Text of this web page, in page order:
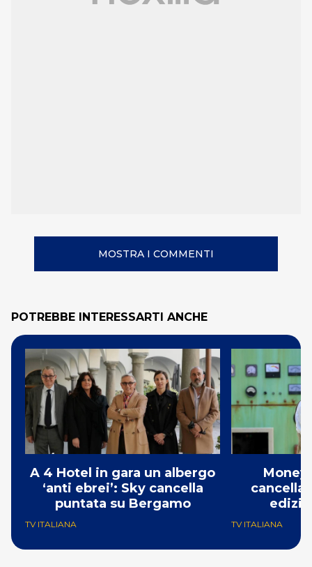
MOSTRA I COMMENTI
POTREBBE INTERESSARTI ANCHE
A 4 Hotel in gara un albergo
‘anti ebrei’: Sky cancella
puntata su Bergamo
TV ITALIANA
Money
TV ITALIANA